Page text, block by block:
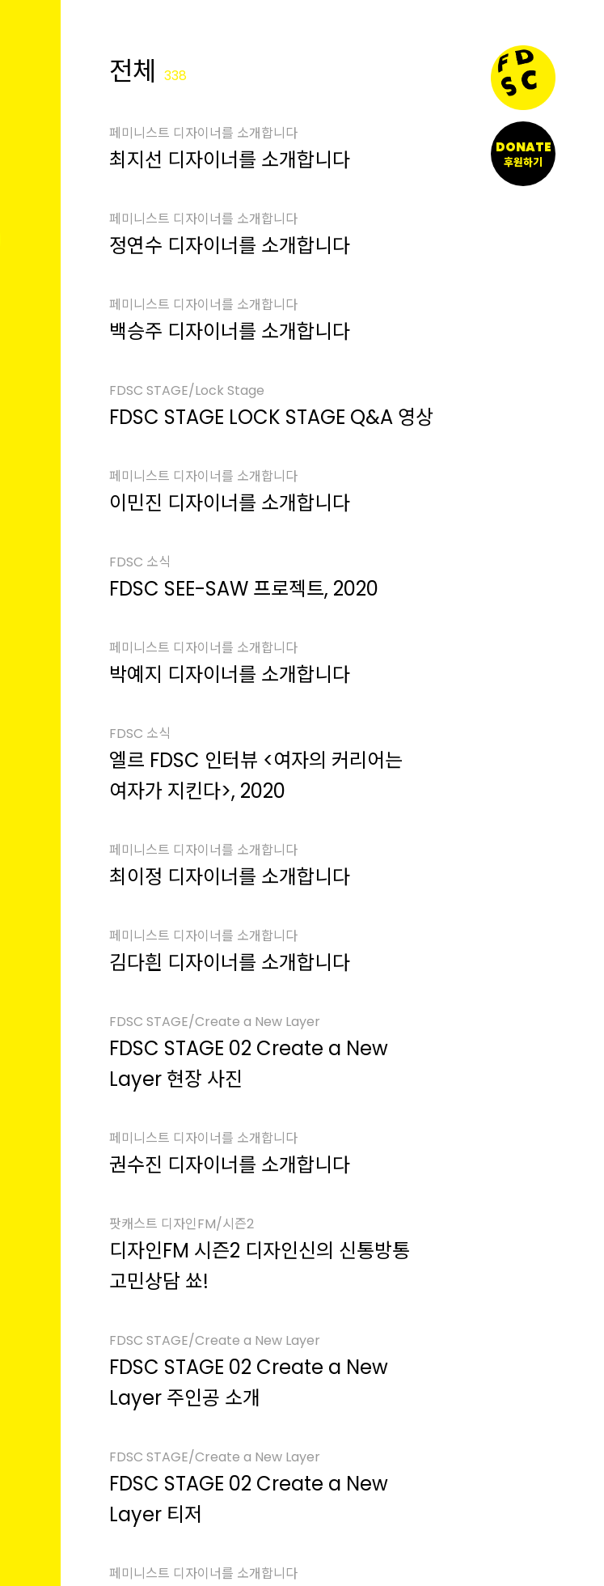
DONATE
후원하기
전체 338
페미니스트 디자이너를 소개합니다
최지선 디자이너를 소개합니다
페미니스트 디자이너를 소개합니다
정연수 디자이너를 소개합니다
페미니스트 디자이너를 소개합니다
백승주 디자이너를 소개합니다
FDSC STAGE/Lock Stage
FDSC STAGE LOCK STAGE Q&A 영상
페미니스트 디자이너를 소개합니다
이민진 디자이너를 소개합니다
FDSC 소식
FDSC SEE-SAW 프로젝트, 2020
페미니스트 디자이너를 소개합니다
박예지 디자이너를 소개합니다
FDSC 소식
엘르 FDSC 인터뷰 <여자의 커리어는
여자가 지킨다>, 2020
페미니스트 디자이너를 소개합니다
최이정 디자이너를 소개합니다
페미니스트 디자이너를 소개합니다
김다흰 디자이너를 소개합니다
FDSC STAGE/Create a New Layer
FDSC STAGE 02 Create a New
Layer 현장 사진
페미니스트 디자이너를 소개합니다
권수진 디자이너를 소개합니다
팟캐스트 디자인FM/시즌2
디자인FM 시즌2 디자인신의 신통방통
고민상담 쑈!
FDSC STAGE/Create a New Layer
FDSC STAGE 02 Create a New
Layer 주인공 소개
FDSC STAGE/Create a New Layer
FDSC STAGE 02 Create a New
Layer 티저
페미니스트 디자이너를 소개합니다